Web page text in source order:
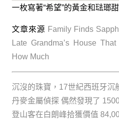
一枚寫著“希望”的黃金和琺瑯
文章來源 Family Finds
Late Grandma’s House
How Much
沉沒的珠寶，17世紀西班牙沉
丹麥金屬偵探 偶然發現了
登山客在白朗峰拾獲價值